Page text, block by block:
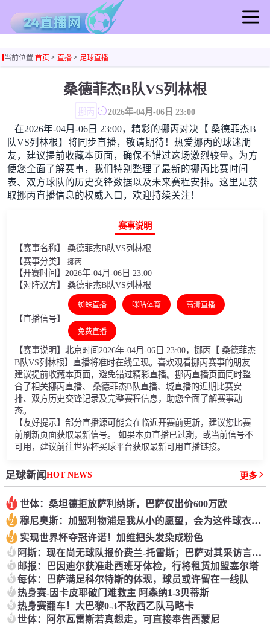
足球直播
足球集锦
篮球集锦
足球新闻
篮球新闻
当前位置:首页> 直播> 足球直播
桑德菲杰B队VS列林根
挪丙 2026年-04月-06日 23:00
在2026年-04月-06日 23:00，精彩的挪丙对决【 桑德菲杰B
队VS列林根】将同步直播，敬请期待！热爱挪丙的球迷朋
友，建议提前收藏本页面，确保不错过这场激烈较量。为方
便您全面了解赛事，我们特别整理了最新的挪丙比赛时间
表、双方球队的历史交锋数据以及未来赛程安排。这里是获
取挪丙直播信息的权威入口，欢迎持续关注！
赛事说明
【赛事名称】 桑德菲杰B队VS列林根
【赛事分类】 挪丙
【开赛时间】2026年-04月-06日 23:00
【对阵双方】 桑德菲杰B队VS列林根
【直播信号】
蜘蛛直播 咪咕体育 高清直播
免费直播
【赛事说明】北京时间2026年-04月-06日 23:00，挪丙【 桑德菲杰
B队VS列林根】直播将准时在线呈现。喜欢观看挪丙赛事的朋友
建议提前收藏本页面，避免错过精彩直播。挪丙直播页面同时整
合了相关挪丙直播、 桑德菲杰B队直播、城直播的近期比赛安
排、双方历史交锋记录及完整赛程信息，助您全面了解赛事动
态。
【友好提示】部分直播源可能会在临近开赛前更新，建议您比赛
前刷新页面获取最新信号。 如果本页直播已过期，或当前信号不
可用，建议前往世界杯买球平台获取最新可用直播链接。
足球新闻HOT NEWS 更多
1 世体：桑坦德拒放萨利纳斯，巴萨仅出价600万欧
2 穆尼奥斯：加盟利物浦是我从小的愿望，会为这件球衣拼尽全力
3 实现世界杯夺冠许诺！加维把头发染成粉色
4 阿斯：现在尚无球队报价费兰-托雷斯；巴萨对其采访言辞不满
5 邮报：巴因迪尔获准赴西班牙体检，行将租赁加盟塞尔塔
6 每体：巴萨满足科尔特斯的体现，球员或许留在一线队
7 热身赛-因卡皮耶破门难救主 阿森纳1-3贝蒂斯
8 热身赛翻车！大巴黎0-3不敌西乙队马略卡
9 世体：阿尔瓦雷斯若真想走，可直接奉告西蒙尼